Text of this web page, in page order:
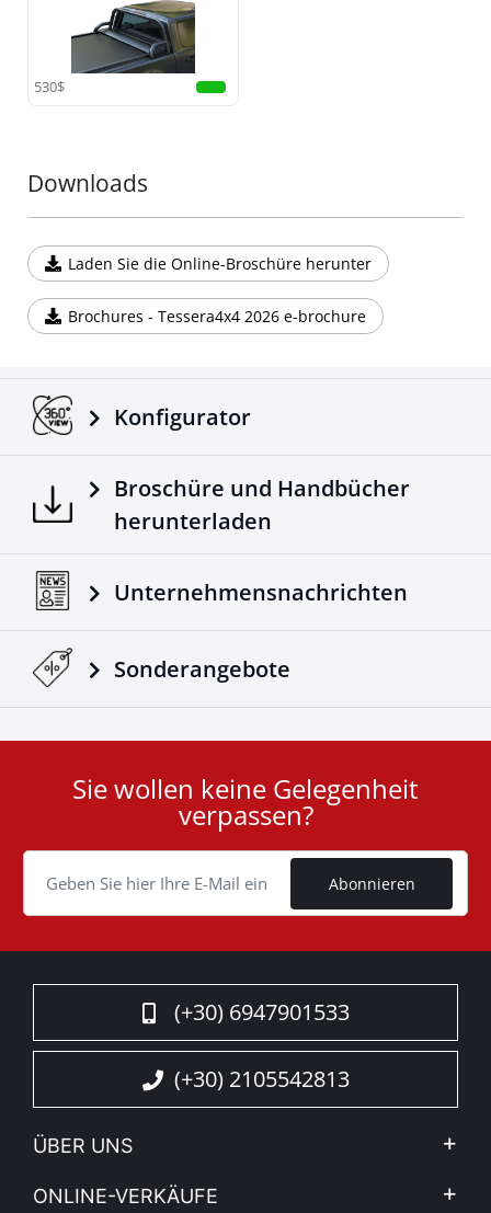
Erhöhte Sicherheit:
Falle eines Überschlags zu schützen, bietet dieser
Rollbügel zuverlässige Sicherheit und Stil zugleich.
Fügen Sie Ihrem Offroad-Equipment ein weiteres
langlebige und robuste 4x4-Zubehörteile.
530$
Downloads
Laden Sie die Online-Broschüre herunter
Brochures - Tessera4x4 2026 e-brochure
Konfigurator
Broschüre und Handbücher
herunterladen
Unternehmensnachrichten
Sonderangebote
Cookie
Sie wollen keine Gelegenheit
verpassen?
Abonnieren
(+30) 6947901533
(+30) 2105542813
ÜBER UNS
Firma
ONLINE-VERKÄUFE